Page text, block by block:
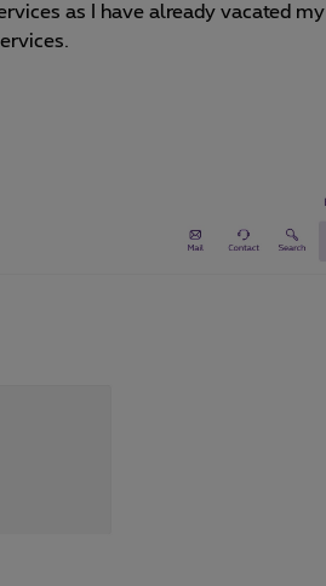
as I have already vacated my